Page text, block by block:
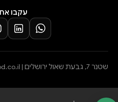
עקבו
שטנר 7, גבעת שאול ירושלים |